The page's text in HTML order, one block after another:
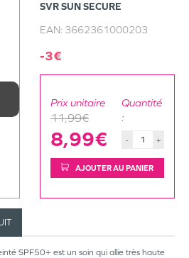
SVRSUN SECURE
EAN: 3662361000203
-3€
Prix unitaire
11,99€
8,99€
Quantité
:
- +
AJOUTER AU PANIER
SPF50+ est un soin qui allie très haute